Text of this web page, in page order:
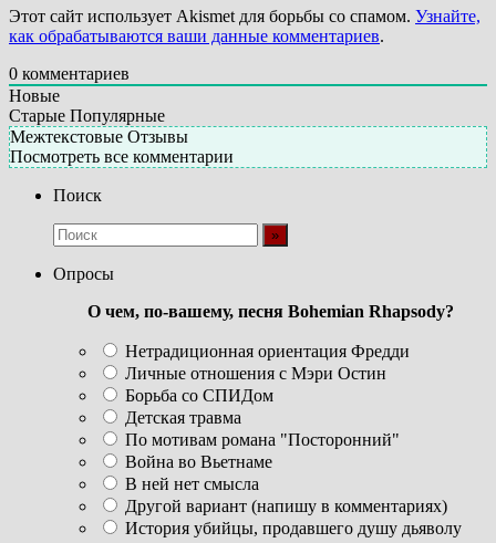
Этот сайт использует Akismet для борьбы со спамом. Узнайте,
как обрабатываются ваши данные комментариев.
0 комментариев
Новые
Старые Популярные
Межтекстовые Отзывы
Посмотреть все комментарии
Поиск
Опросы
О чем, по-вашему, песня Bohemian Rhapsody?
Нетрадиционная ориентация Фредди
Личные отношения с Мэри Остин
Борьба со СПИДом
Детская травма
По мотивам романа "Посторонний"
Война во Вьетнаме
В ней нет смысла
Другой вариант (напишу в комментариях)
История убийцы, продавшего душу дьяволу